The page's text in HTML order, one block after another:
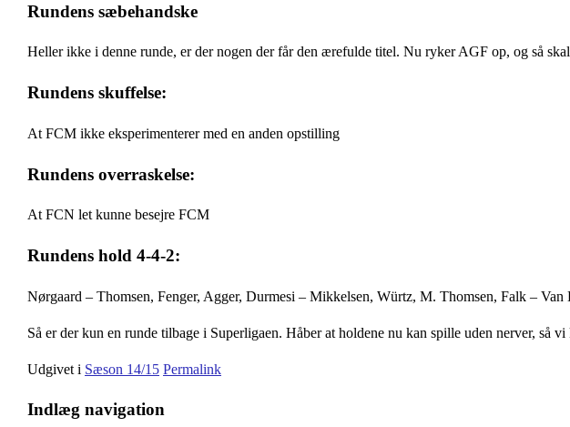
Rundens sæbehandske
Heller ikke i denne runde, er der nogen der får den ærefulde titel. Nu ryker AGF op, og så
Rundens skuffelse:
At FCM ikke eksperimenterer med en anden opstilling
Rundens overraskelse:
At FCN let kunne besejre FCM
Rundens hold 4-4-2:
Nørgaard – Thomsen, Fenger, Agger, Durmesi – Mikkelsen, Würtz, M. Thomsen, Falk – Van
Så er der kun en runde tilbage i Superligaen. Håber at holdene nu kan spille uden nerver, så
Udgivet i Sæson 14/15 Permalink
Indlæg navigation